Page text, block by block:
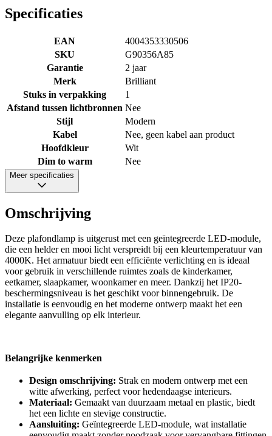
Specificaties
EAN
4004353330506
SKU
G90356A85
Garantie
2 jaar
Merk
Brilliant
Stuks in verpakking
1
Afstand tussen lichtbronnen Nee
Stijl
Modern
Kabel
Nee, geen kabel aan product
Hoofdkleur
Wit
Dim to warm
Nee
Meer specificaties
Omschrijving
Deze plafondlamp is uitgerust met een geïntegreerde LED-module,
die een helder en mooi licht verspreidt bij een kleurtemperatuur van
4000K. Het armatuur biedt een efficiënte verlichting en is ideaal
voor gebruik in verschillende ruimtes zoals de kinderkamer,
eetkamer, slaapkamer, woonkamer en meer. Dankzij het IP20-
beschermingsniveau is het geschikt voor binnengebruik. De
installatie is eenvoudig en het moderne ontwerp maakt het een
elegante aanvulling op elk interieur.
Belangrijke kenmerken
Design omschrijving: Strak en modern ontwerp met een
witte afwerking, perfect voor hedendaagse interieurs.
Materiaal: Gemaakt van duurzaam metaal en plastic, biedt
het een lichte en stevige constructie.
Aansluiting: Geïntegreerde LED-module, wat installatie